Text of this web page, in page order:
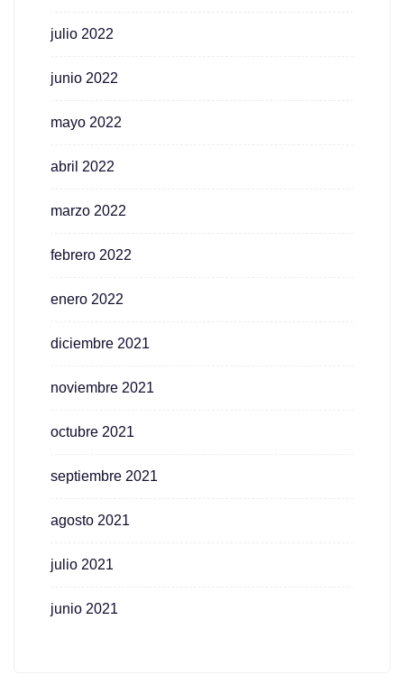
julio 2022
junio 2022
mayo 2022
abril 2022
marzo 2022
febrero 2022
enero 2022
diciembre 2021
noviembre 2021
octubre 2021
septiembre 2021
agosto 2021
julio 2021
junio 2021